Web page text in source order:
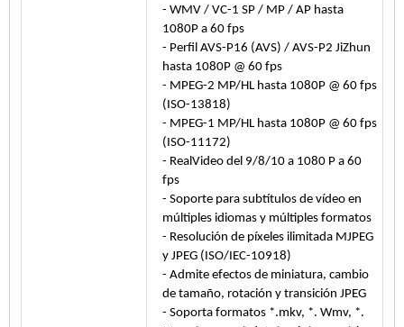
- WMV / VC-1 SP / MP / AP hasta
1080P a 60 fps
- Perfil AVS-P16 (AVS) / AVS-P2 JiZhun
hasta 1080P @ 60 fps
- MPEG-2 MP/HL hasta 1080P @ 60 fps
(ISO-13818)
- MPEG-1 MP/HL hasta 1080P @ 60 fps
(ISO-11172)
- RealVideo del 9/8/10 a 1080 P a 60
fps
- Soporte para subtítulos de vídeo en
múltiples idiomas y múltiples formatos
- Resolución de píxeles ilimitada MJPEG
y JPEG (ISO/IEC-10918)
- Admite efectos de miniatura, cambio
de tamaño, rotación y transición JPEG
- Soporta formatos *.mkv, *. Wmv, *.